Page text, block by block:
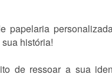
história!
de ressoar a sua